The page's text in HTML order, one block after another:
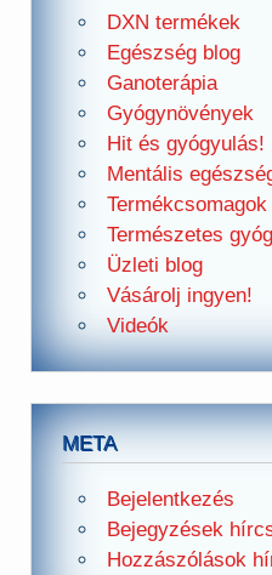
DXN termékek
Egészség blog
Ganoterápia
Gyógynövények
Hit és gyógyulás!
Mentális
Természetes
Üzleti blog
Vásárolj ingyen!
Videók
META
Bejelentkezés
Bejegyzések
Hozzászólások